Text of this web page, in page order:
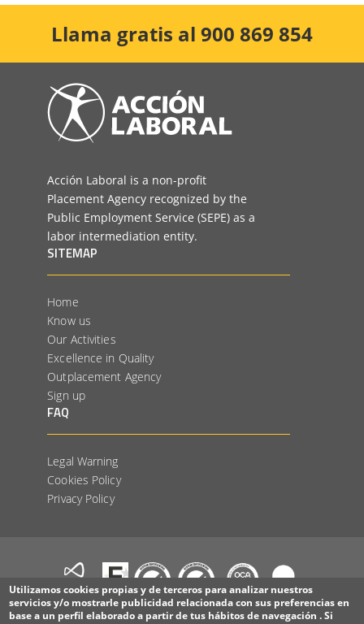
Llama gratis al 900 869 854
Acción Laboral is a non-profit
Placement Agency recognized by the
Public Employment Service (SEPE) as a
labor intermediation entity.
SITEMAP
Home
Know us
Our Activities
Excellence in Quality
Outplacement Agency
Sign up
FAQ
Legal Warning
Cookies Policy
Privacy Policy
Utilizamos cookies propias y de terceros para analizar nuestros
servicios y/o mostrarle publicidad relacionada con sus preferencias en
base a un perfil elaborado a partir de tus hábitos de navegación . Si